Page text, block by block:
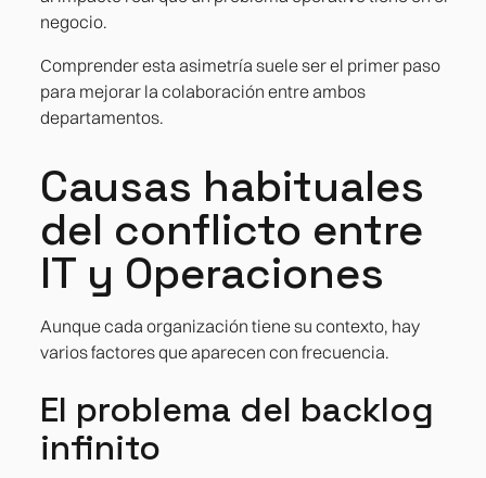
negocio.
Comprender esta asimetría suele ser el primer paso
para mejorar la colaboración entre ambos
departamentos.
Causas habituales
del conflicto entre
IT y Operaciones
Aunque cada organización tiene su contexto, hay
varios factores que aparecen con frecuencia.
El problema del backlog
infinito